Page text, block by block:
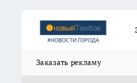
Заказать рекламу